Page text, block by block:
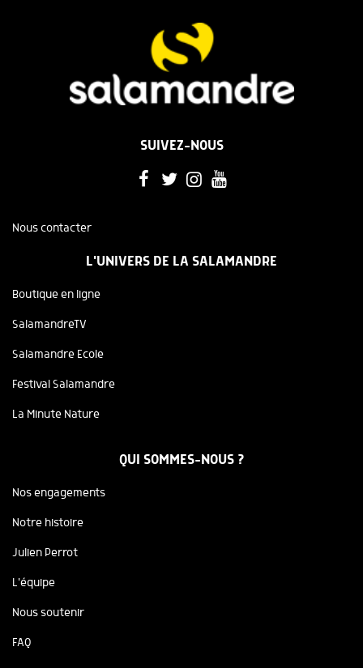
SUIVEZ-NOUS
Nous contacter
L'UNIVERS DE LA SALAMANDRE
Boutique en ligne
SalamandreTV
Salamandre Ecole
Festival Salamandre
La Minute Nature
QUI SOMMES-NOUS ?
Nos engagements
Notre histoire
Julien Perrot
L'équipe
Nous soutenir
FAQ